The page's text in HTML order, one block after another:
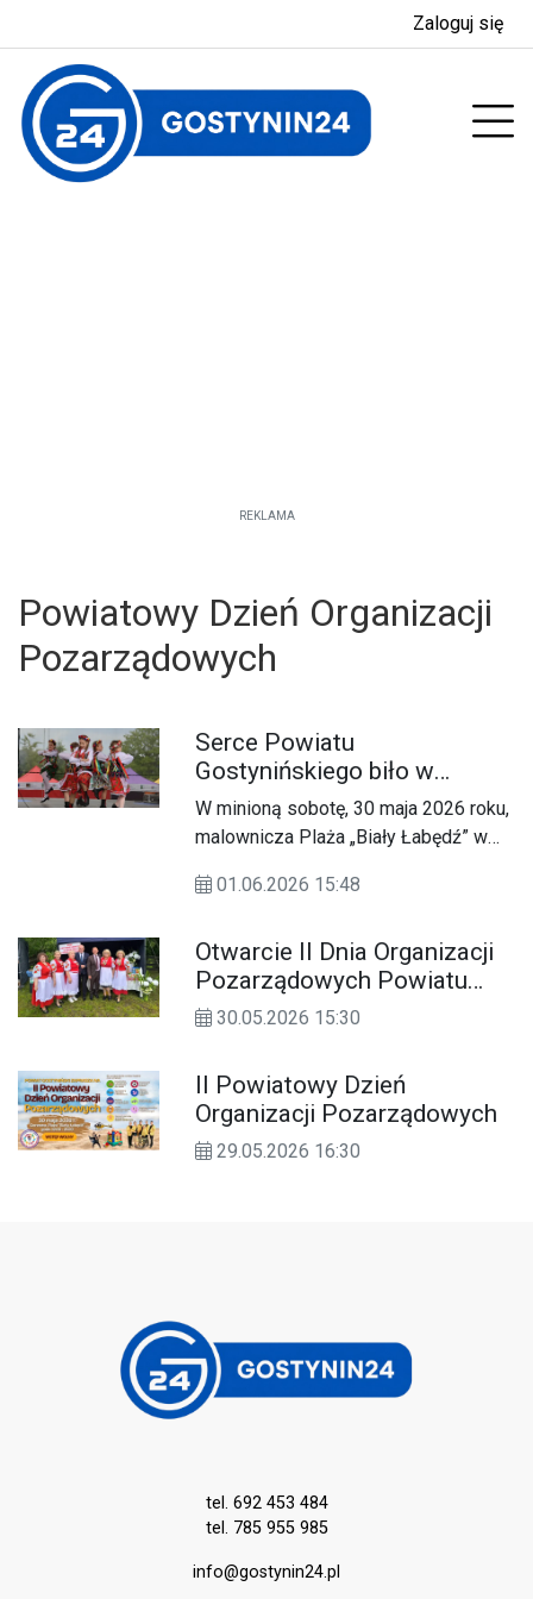
Zaloguj się
REKLAMA
Powiatowy Dzień Organizacji
Pozarządowych
Serce Powiatu
Gostynińskiego biło w
Gorzewie
W minioną sobotę, 30 maja 2026 roku,
malownicza Plaża „Biały Łabędź” w
aktywności i wspólnoty.
01.06.2026 15:48
Otwarcie II Dnia Organizacji
Pozarządowych Powiatu
Gostynińskiego
30.05.2026 15:30
II Powiatowy Dzień
Organizacji Pozarządowych
29.05.2026 16:30
tel. 692 453 484
tel. 785 955 985
info@gostynin24.pl